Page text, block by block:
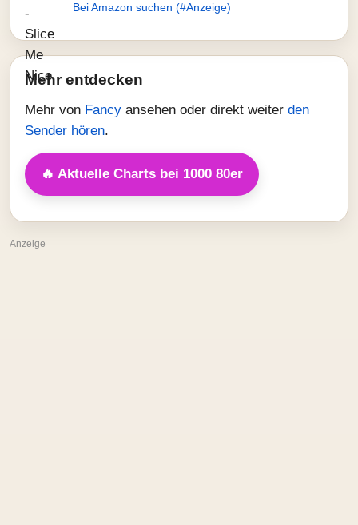
Bei Amazon suchen (#Anzeige)
Mehr entdecken
Mehr von Fancy ansehen oder direkt weiter den
Sender hören.
🔥 Aktuelle Charts bei 1000 80er
Anzeige